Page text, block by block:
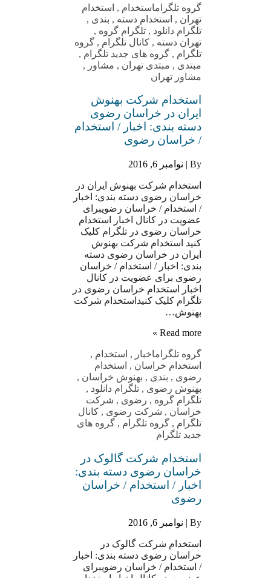
گروه تلگراماستخدام , استخدام
تهران , استخدام دسته , بندی ,
تلگرام دانلود , تلگرام گروه ,
تهران دسته , کانال تلگرام , گروه
تلگرام , گروه های جدید تلگرام ,
مبتدی , مبتدی تهران , مشاور ,
مشاور تهران
استخدام شرکت بهنوش
ایران در خراسان رضوی
دسته بندی: اخبار / استخدام
/ خراسان رضوی
By | نوامبر 6, 2016
استخدام شرکت بهنوش ایران در
خراسان رضوی دسته بندی: اخبار
/ استخدام / خراسان رضویبرای
عضویت در کانال اخبار استخدام
خراسان رضوی در تلگرام کلیک
کنید استخدام شرکت بهنوش
ایران در خراسان رضوی دسته
بندی: اخبار / استخدام / خراسان
رضوی برای عضویت در کانال
اخبار استخدام خراسان رضوی در
تلگرام کلیک کنیداستخدام شرکت
بهنوش…
Read more »
گروه تلگراماخبار , استخدام ,
استخدام خراسان , استخدام
رضوی , بندی , بهنوش خراسان ,
بهنوش رضوی , تلگرام دانلود ,
تلگرام گروه , رضوی , شرکت
خراسان , شرکت رضوی , کانال
تلگرام , گروه تلگرام , گروه های
جدید تلگرام
استخدام شرکت گالوک در
خراسان رضوی دسته بندی:
اخبار / استخدام / خراسان
رضوی
By | نوامبر 6, 2016
استخدام شرکت گالوک در
خراسان رضوی دسته بندی: اخبار
/ استخدام / خراسان رضویبرای